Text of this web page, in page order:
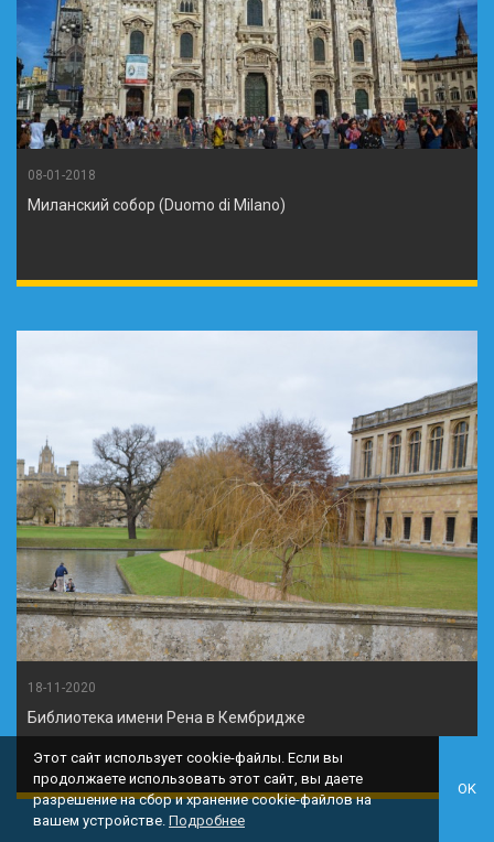
08-01-2018
Миланский собор (Duomo di Milano)
18-11-2020
Библиотека имени Рена в Кембридже
Этот сайт использует cookie-файлы. Если вы
продолжаете использовать этот сайт, вы даете
разрешение на сбор и хранение cookie-файлов на
вашем устройстве. Подробнее
OK